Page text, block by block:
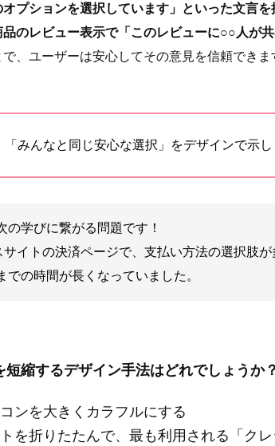
プションを選択しています」といった文言
のレビュー表示で「このレビューに○○人が共
、ユーザーは安心してその意見を信頼できま
みんなと同じ安心な選択」をデザインで示し
の学びに繋がる問題です！
サイトの決済ページで、支払い方法の選択肢が
での時間が長くなっていました。
縮するデザイン手法はどれでしょうか？
ンを大きくカラフルにする
を折りたたんで、最も利用される「ク